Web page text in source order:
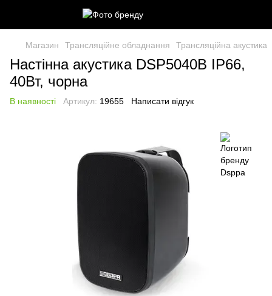
Магазин Трансляційне обладнання Трансляційна акустика
Настінна акустика DSP5040B IP66,
40Вт, чорна
В наявності Артикул: 19655 Написати відгук